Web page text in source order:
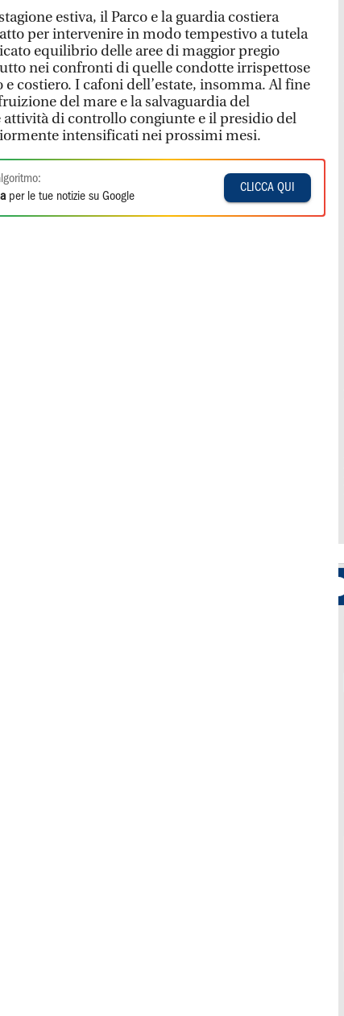
estiva, il Parco e la guardia costiera
per intervenire in modo tempestivo a tutela
equilibrio delle aree di maggior pregio
nei confronti di quelle condotte irrispettose
costiero. I cafoni dell’estate, insomma. Al fine
del mare e la salvaguardia del
di controllo congiunte e il presidio del
intensificati nei prossimi mesi.
per le tue notizie su Google
CLICCA QUI